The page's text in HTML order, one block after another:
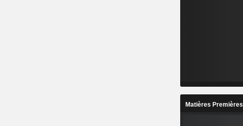
Matières Premières